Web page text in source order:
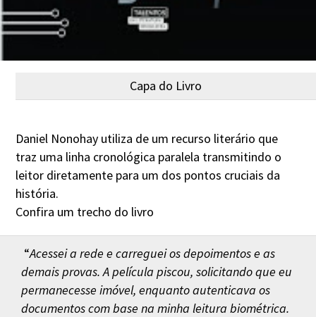
Capa do Livro
Daniel Nonohay utiliza de um recurso literário que
traz uma linha cronológica paralela transmitindo o
leitor diretamente para um dos pontos cruciais da
história.
Confira um trecho do livro
“Acessei a rede e carreguei os depoimentos e as
demais provas. A película piscou, solicitando que eu
permanecesse imóvel, enquanto autenticava os
documentos com base na minha leitura biométrica.